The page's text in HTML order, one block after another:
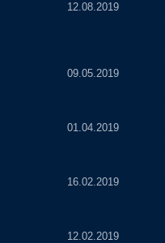
12.08.2019
09.05.2019
01.04.2019
16.02.2019
12.02.2019